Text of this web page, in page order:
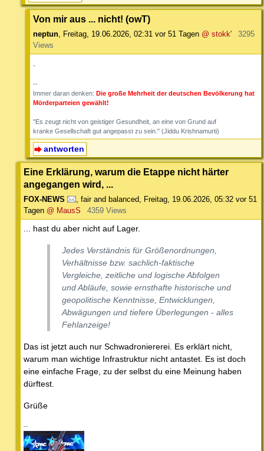
Von mir aus ... nicht! (owT)
neptun Freitag, 19.06.2026, 02:31 vor 51 Tagen @ stokk'
3295
Views
--
Immer daran denken: Die große Mehrheit der deutschen Bevölkerung hat
Mörderparteien gewählt!
"Es zeugt nicht von geistiger Gesundheit, an eine von Grund auf
kranke Gesellschaft gut angepasst zu sein." (Jiddu Krishnamurti)
antworten
Eine Erklärung, warum die Etappe nicht härter
angegangen wird, ...
FOX-NEWS , fair and balanced, Freitag, 19.06.2026, 05:32 vor 51
Tagen @ MausS 4359 Views
... hast du aber nicht auf Lager.
Jedes Verständnis für Größenordnungen,
Verhältnisse bzw. sachlich-faktische
Vergleiche, zeitliche und logische Abfolgen
und Abläufe, sowie ernsthafte historische und
geopolitische Kenntnisse, Entwicklungen,
Abwägungen und tiefere Überlegungen - alles
Fehlanzeige!
Das ist jetzt auch nur Schwadroniererei. Es erklärt nicht,
warum man wichtige Infrastruktur nicht antastet. Es ist doch
eine einfache Frage, zu der selbst du eine Meinung haben
dürftest.
Grüße
--